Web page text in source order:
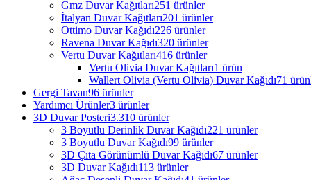
Gmz Duvar Kağıtları251 ürünler
İtalyan Duvar Kağıtları201 ürünler
Ottimo Duvar Kağıdı226 ürünler
Ravena Duvar Kağıdı320 ürünler
Vertu Duvar Kağıtları416 ürünler
Vertu Olivia Duvar Kağıtları1 ürün
Wallert Olivia (Vertu Olivia) Duvar Kağıdı71
Gergi Tavan96 ürünler
Yardımcı Ürünler3 ürünler
3D Duvar Posteri3.310 ürünler
3 Boyutlu Derinlik Duvar Kağıdı221 ürünler
3 Boyutlu Duvar Kağıdı99 ürünler
3D Çıta Görünümlü Duvar Kağıdı67 ürünler
3D Duvar Kağıdı113 ürünler